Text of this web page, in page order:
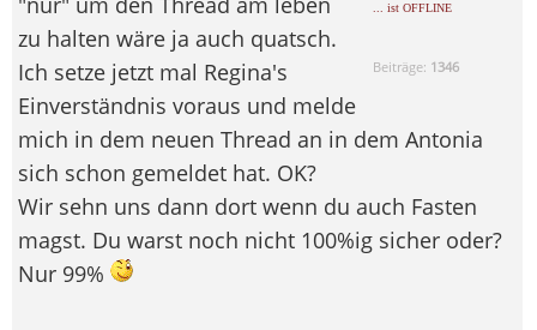
... ist OFFLINE
Beiträge: 1346
zu halten wäre ja auch quatsch.
Ich setze jetzt mal Regina's
Einverständnis voraus und melde
mich in dem neuen Thread an in dem Antonia
sich schon gemeldet hat. OK?
Wir sehn uns dann dort wenn du auch Fasten
magst. Du warst noch nicht 100%ig sicher oder?
Nur 99%